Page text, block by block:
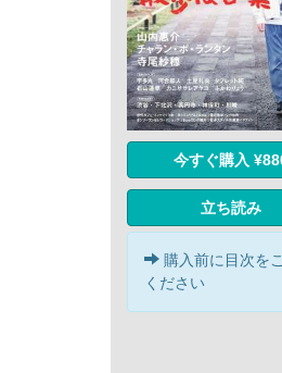
今すぐ購入
立ち読み
購入前に目次を
ください